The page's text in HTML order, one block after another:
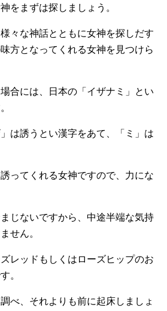
をまずは探しましょう。
々な神話とともに女神を探しだす
方となってくれる女神を見つけら
合には、日本の「イザナミ」とい
は誘うとい漢字をあて、「ミ」は
ってくれる女神ですので、力にな
じないですから、中途半端な気持
せん。
レッドもしくはローズヒップのお
。
べ、それよりも前に起床しましょ